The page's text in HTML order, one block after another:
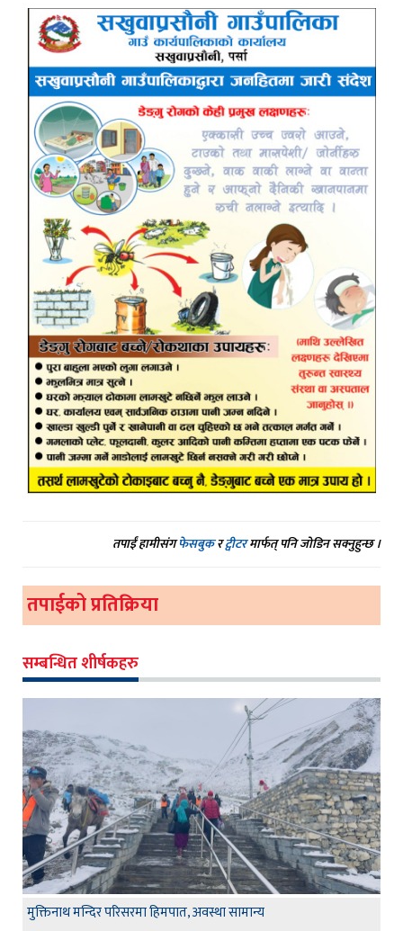
तपाईं हामीसंगफेसबुकरट्वीटरमार्फत् पनि जोडिन सक्नुहुन्छ ।
तपाईको प्रतिक्रिया
सम्बन्धित शीर्षकहरु
मुक्तिनाथ मन्दिर परिसरमा हिमपात, अवस्था सामान्य